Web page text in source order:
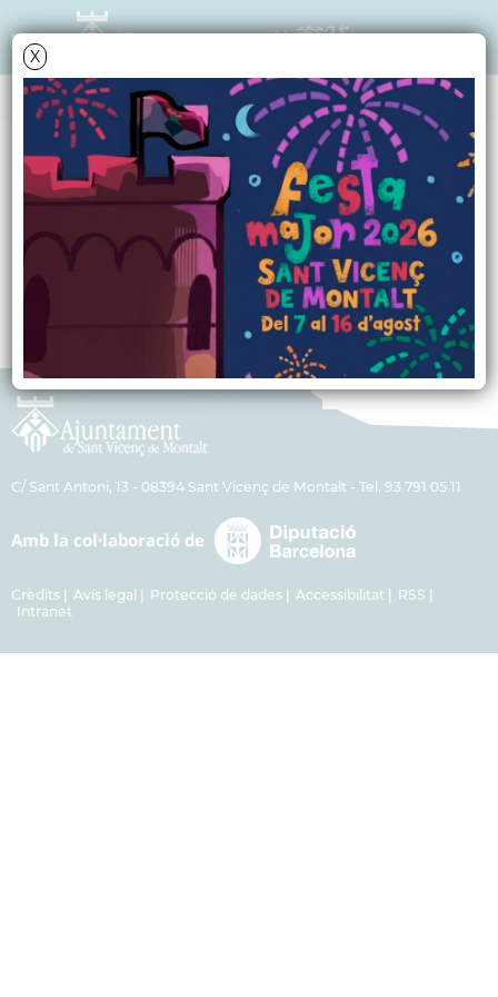
X
MARCS
Oferta formativa
Cursos i tallers
C/ Sant Antoni, 13 - 08394 Sant Vicenç de Montalt - Tel. 93 791 05 11
Crèdits Avís legal Protecció de dades Accessibilitat
RSS
Intranet